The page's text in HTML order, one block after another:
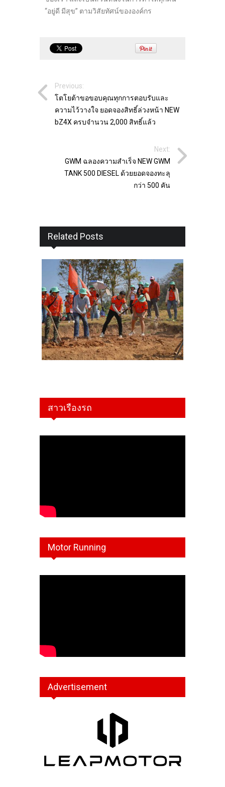
“อยู่ดี มีสุข” ตามวิสัยทัศน์ขององค์กร
Previous:
โตโยต้าขอขอบคุณทุกการตอบรับและ
ความไว้วางใจ ยอดจองสิทธิ์ล่วงหน้า NEW
bZ4X ครบจำนวน 2,000 สิทธิ์แล้ว
Next:
GWM ฉลองความสำเร็จ NEW GWM
TANK 500 DIESEL ด้วยยอดจองทะลุ
กว่า 500 คัน
Related Posts
สาวเรืองรถ
Motor Running
Advertisement